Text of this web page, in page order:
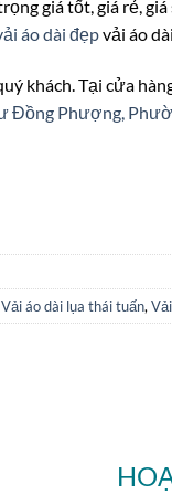
giá tốt, giá rẻ,
áo dài đẹpvải áo
khách. Tại cửa
Đồng Phượng,
Vải áo dài lụa thái tuấn,